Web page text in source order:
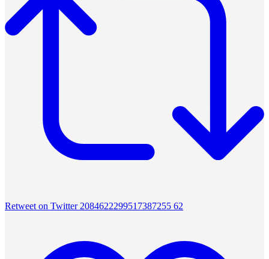
Retweet on Twitter 2084622299517387255 62